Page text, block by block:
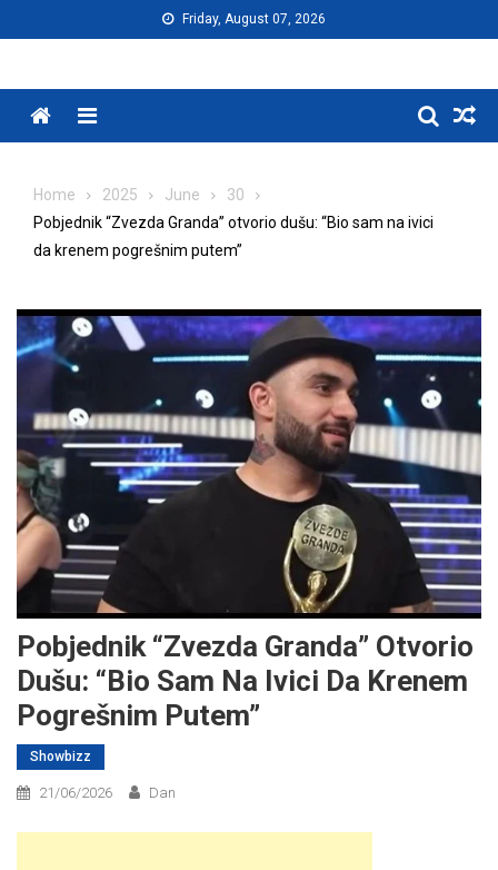
to
Friday, August 07, 2026
Menu
Home 2025 June
30
Pobjednik “Zvezda Granda” otvorio dušu: “Bio sam na ivici
da krenem pogrešnim putem”
Pobjednik “Zvezda Granda” Otvorio
Dušu: “Bio Sam Na Ivici Da Krenem
Pogrešnim Putem”
Showbizz
21/06/2026 Dan